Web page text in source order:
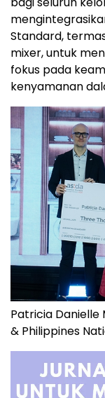
Standard,
mixer, untuk
fokus pada
kenyamanan
Patricia Danielle
& Philippines